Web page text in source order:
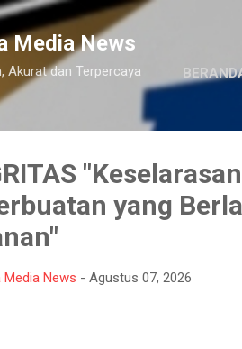
Media News
Akurat dan Terpercaya
yang
Media News - Agustus 07, 2026